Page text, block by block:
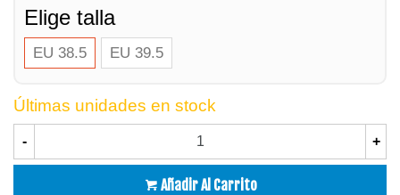
Elige talla
EU 38.5 EU 39.5
Últimas unidades en stock
- +
Añadir Al Carrito